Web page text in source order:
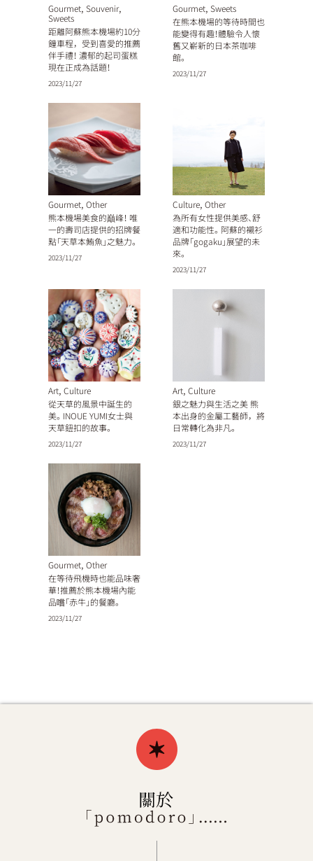
Gourmet, Souvenir,
Sweets
距離阿蘇熊本機場約10分
鐘車程，受到喜愛的推薦
伴手禮！ 濃郁的起司蛋糕
現在正成為話題！
2023/11/27
Gourmet, Sweets
在熊本機場的等待時間也
能變得有趣！體驗令人懷
舊又嶄新的日本茶咖啡
館。
2023/11/27
Gourmet, Other
熊本機場美食的巔峰！ 唯
一的壽司店提供的招牌餐
點「天草本鮪魚」之魅力。
2023/11/27
Culture, Other
為所有女性提供美感、舒
適和功能性。阿蘇的襯衫
品牌「gogaku」展望的未
來。
2023/11/27
Art, Culture
從天草的風景中誕生的
美。INOUE YUMI女士與
天草鈕扣的故事。
2023/11/27
Art, Culture
銀之魅力與生活之美 熊
本出身的金屬工藝師，將
日常轉化為非凡。
2023/11/27
Gourmet, Other
在等待飛機時也能品味奢
華！推薦於熊本機場內能
品嚐「赤牛」的餐廳。
2023/11/27